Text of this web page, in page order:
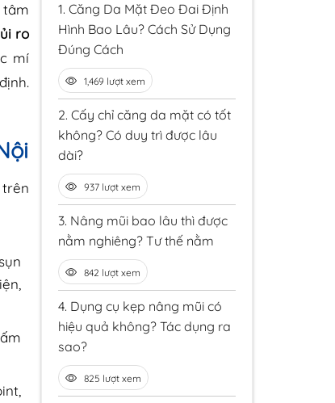
tâm
ro
mí
1. Căng Da Mặt Đeo Đai Định
Hình Bao Lâu? Cách Sử Dụng
Đúng Cách
1,469 lượt xem
2. Cấy chỉ căng da mặt có tốt
không? Có duy trì được lâu
dài?
937 lượt xem
3. Nâng mũi bao lâu thì được
nằm nghiêng? Tư thế nằm
842 lượt xem
4. Dụng cụ kẹp nâng mũi có
hiệu quả không? Tác dụng ra
sao?
825 lượt xem